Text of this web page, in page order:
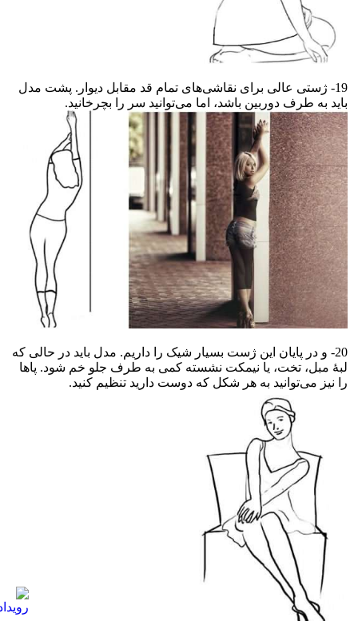
19- ژستی عالی برای نقاشی‌های تمام قد مقابل دیوار. پشت مدل
باید به طرف دوربین باشد، اما می‌توانید سر را بچرخانید.
20- و در پایان این ژست بسیار شیک را داریم. مدل باید در حالی که
لبهٔ مبل، تخت، یا نیمکت نشسته کمی به طرف جلو خم شود. پاها
را نیز می‌توانید به هر شکل که دوست دارید تنظیم کنید.